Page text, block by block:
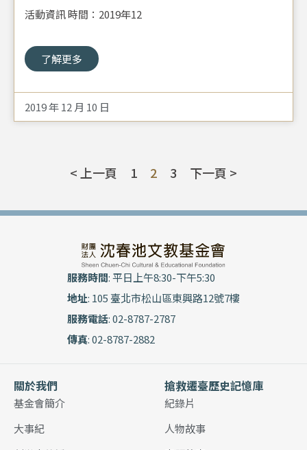
活動資訊 時間：2019年12
了解更多
2019 年 12 月 10 日
< 上一頁 1 2 3 下一頁 >
服務時間: 平日上午8:30-下午5:30
地址: 105 臺北市松山區東興路12號7樓
服務電話: 02-8787-2787
傳真: 02-8787-2882
關於我們
基金會簡介
大事紀
搶救遷臺歷史記憶庫
紀錄片
人物故事